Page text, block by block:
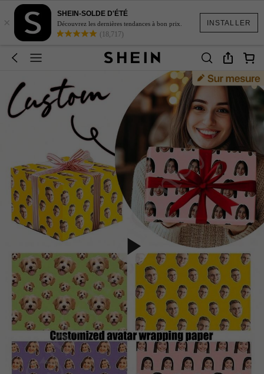
INSTALLER
×
SHEIN-SOLDE D'ÉTÉ
Découvrez les dernières tendances à bon prix.
(18,717)